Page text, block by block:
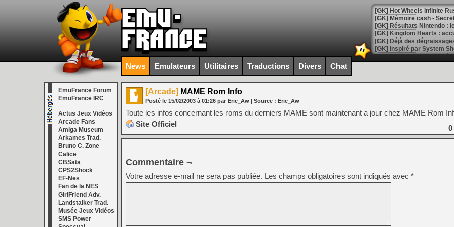
[GK] Hot Wheels Infinite
[GK] Mémoire cash -
[GK] Résultats Nintendo :
[GK] Déjà des
[Mo5] Brickboy cherche à
[GK] Minecraft et ses «
[GK] Beast of
[GK] Ubisoft : fin de partie
[GK] Mémoire cash -
[GK] Dan Houser (GTA)
[GK] Comment EA Sports
[GK] Crimson Moon : un
[GK] Isle of Reveries : le
[GK] Moonlighter 2 : The
[GK] Capcom relance
[Mo5] Deux inédits du
[GK] Le beat'em up The
[GK] Endless Legend 2 :
News Emulateurs Utilitaires Traductions Divers Chat
EmuFrance Forum
EmuFrance IRC
===================
Actus Jeux Vidéos
Arcade Fans
Amiga Museum
Arkames Trad.
Bruno C. Zone
Calice
CBSata
CPS2Shock
EF-Nes
Fan de la NES
GirlFriend Adv.
Landstalker Trad.
Musée Jeux Vidéos
SMS Power
[Arcade] MAME Rom Info
Posté le 15/02/2003 à 01:26 par Eric_Aw | Source : Eric_Aw
Toute les infos concernant les roms du derniers MAME sont maintenant a jour chez MAME Rom
Site Officiel
0
Commentaire ¬
Votre adresse e-mail ne sera pas publiée. Les champs obligatoires sont indiqués avec *